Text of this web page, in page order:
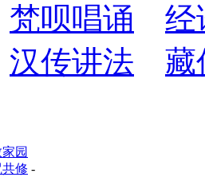
梵呗唱诵
经
汉传讲法 藏
园
修 -